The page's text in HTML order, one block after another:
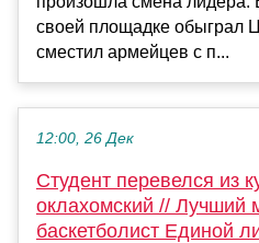
своей площадке обыграл
сместил армейцев с п...
12:00, 26 Дек
Студент перевелся из
оклахомский // Лучший
баскетболист Единой